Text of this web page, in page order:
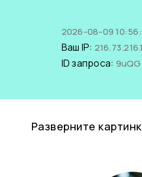
2026-08-09
Ваш IP:
ID запроса:
Разверните